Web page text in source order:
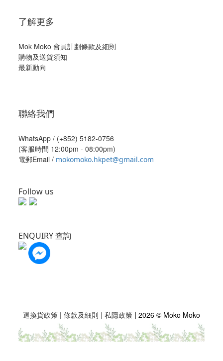
了解更多
Mok Moko 會員計劃條款及細則
購物及送貨須知
最新動向
聯絡我們
WhatsApp / (+852) 5182-0756
(客服時間 12:00pm - 08:00pm)
電郵Email / mokomoko.hkpet@gmail.com
Follow us
ENQUIRY 查詢
退換貨政策 | 條款及細則 | 私隱政策 | 2026 © Moko Moko